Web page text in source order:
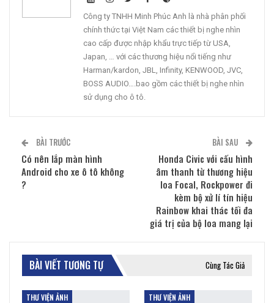
Công ty TNHH Minh Phúc Anh là nhà phân phối
chính thức tại Việt Nam các thiết bị nghe nhìn
cao cấp được nhập khẩu trực tiếp từ USA,
Japan, … với các thương hiệu nổi tiếng như
Harman/kardon, JBL, Infinity, KENWOOD, JVC,
BOSS AUDIO….bao gồm các thiết bị nghe nhìn
sử dụng cho ô tô.
BÀI TRƯỚC
Có nên lắp màn hình
Android cho xe ô tô không
?
BÀI SAU
Honda Civic với cấu hình
âm thanh từ thương hiệu
loa Focal, Rockpower đi
kèm bộ xử lí tín hiệu
Rainbow khai thác tối đa
giá trị của bộ loa mang lại
BÀI VIẾT TƯƠNG TỰ Cùng Tác Giả
THƯ VIỆN ẢNH THƯ VIỆN ẢNH